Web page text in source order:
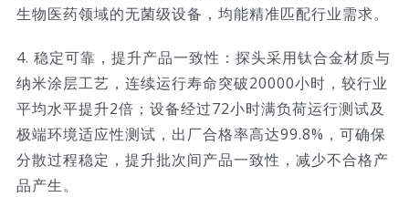
生物医药领域的无菌级设备，均能精准匹配行业需求。
4. 稳定可靠，提升产品一致性：探头采用钛合金材质与
纳米涂层工艺，连续运行寿命突破20000小时，较行业
平均水平提升2倍；设备经过72小时满负荷运行测试及
极端环境适应性测试，出厂合格率高达99.8%，可确保
分散过程稳定，提升批次间产品一致性，减少不合格产
品产生。